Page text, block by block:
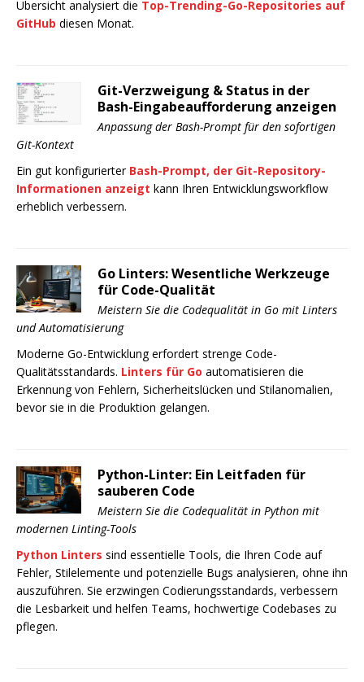
Übersicht analysiert die Top-Trending-Go-Repositories auf
GitHub diesen Monat.
Git-Verzweigung & Status in der
Bash-Eingabeaufforderung anzeigen
Anpassung der Bash-Prompt für den sofortigen
Git-Kontext
Ein gut konfigurierter Bash-Prompt, der Git-Repository-
Informationen anzeigt kann Ihren Entwicklungsworkflow
erheblich verbessern.
Go Linters: Wesentliche Werkzeuge
für Code-Qualität
Meistern Sie die Codequalität in Go mit Linters
und Automatisierung
Moderne Go-Entwicklung erfordert strenge Code-
Qualitätsstandards. Linters für Go automatisieren die
Erkennung von Fehlern, Sicherheitslücken und Stilanomalien,
bevor sie in die Produktion gelangen.
Python-Linter: Ein Leitfaden für
sauberen Code
Meistern Sie die Codequalität in Python mit
modernen Linting-Tools
Python Linters sind essentielle Tools, die Ihren Code auf
Fehler, Stilelemente und potenzielle Bugs analysieren, ohne ihn
auszuführen. Sie erzwingen Codierungsstandards, verbessern
die Lesbarkeit und helfen Teams, hochwertige Codebases zu
pflegen.